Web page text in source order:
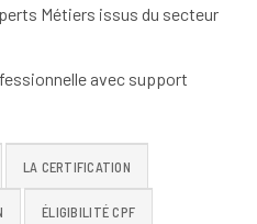
Métiers issus du secteur
avec support
LA CERTIFICATION
ÉLIGIBILITÉ CPF